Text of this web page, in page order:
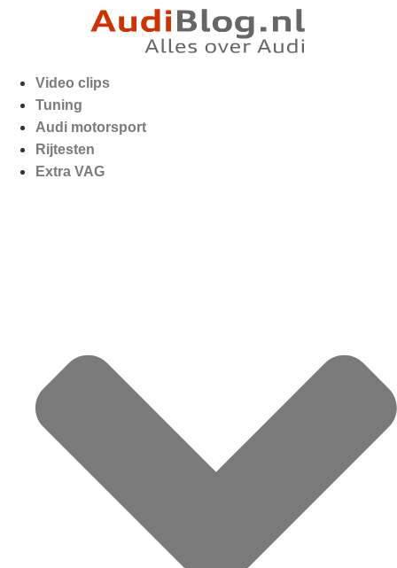
Video clips
Tuning
Audi motorsport
Rijtesten
Extra VAG